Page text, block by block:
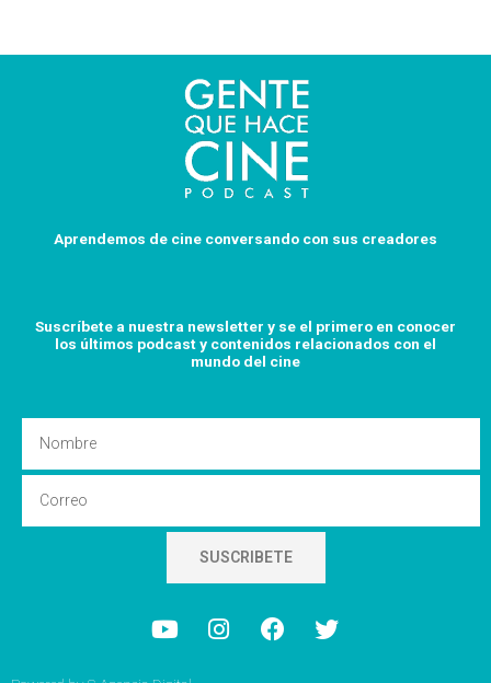
Aprendemos de cine conversando con sus creadores
Suscríbete a nuestra newsletter y se el primero en conocer
los últimos podcast y contenidos relacionados con el
mundo del cine
SUSCRIBETE
Y
o
I
n
F
a
T
w